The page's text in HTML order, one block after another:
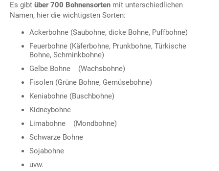
Es gibt über 700 Bohnensorten mit unterschiedlichen
Namen, hier die wichtigsten Sorten:
Ackerbohne (Saubohne, dicke Bohne, Puffbohne)
Feuerbohne (Käferbohne, Prunkbohne, Türkische
Bohne, Schminkbohne)
Gelbe Bohne (Wachsbohne)
Fisolen (Grüne Bohne, Gemüsebohne)
Keniabohne (Buschbohne)
Kidneybohne
Limabohne (Mondbohne)
Schwarze Bohne
Sojabohne
uvw.